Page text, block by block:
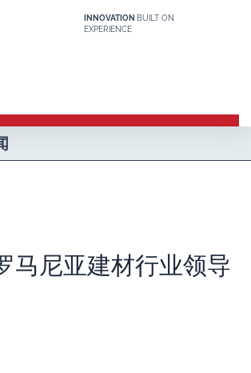
INNOVATION BUILT ON
EXPERIENCE
马尼亚建材行业领导